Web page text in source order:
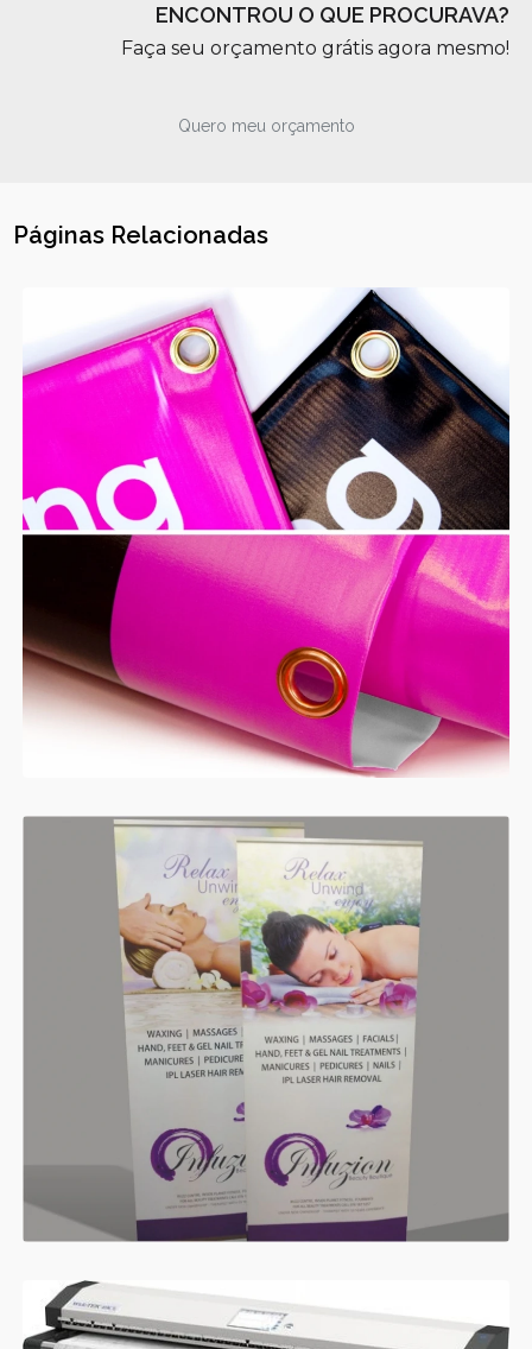
ENCONTROU O QUE PROCURAVA?
Faça seu orçamento grátis agora mesmo!
Quero meu orçamento
Páginas Relacionadas